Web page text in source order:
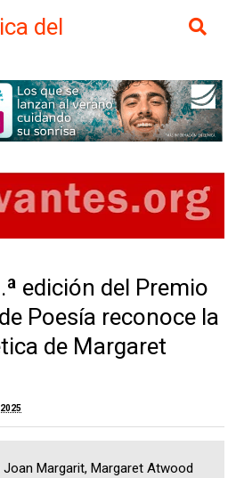
del
edición del Premio
Poesía reconoce la
de Margaret
Margarit, Margaret Atwood